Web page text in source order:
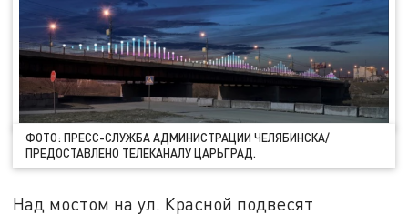
ФОТО: ПРЕСС-СЛУЖБА АДМИНИСТРАЦИИ ЧЕЛЯБИНСКА/
ПРЕДОСТАВЛЕНО ТЕЛЕКАНАЛУ ЦАРЬГРАД.
Над мостом на ул. Красной подвесят